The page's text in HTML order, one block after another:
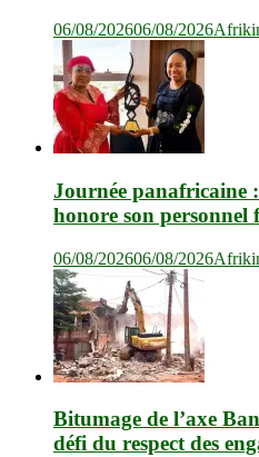
06/08/202606/08/2026
Journée panafricaine
honore son personnel
06/08/202606/08/2026
Bitumage de l’axe
défi du respect des